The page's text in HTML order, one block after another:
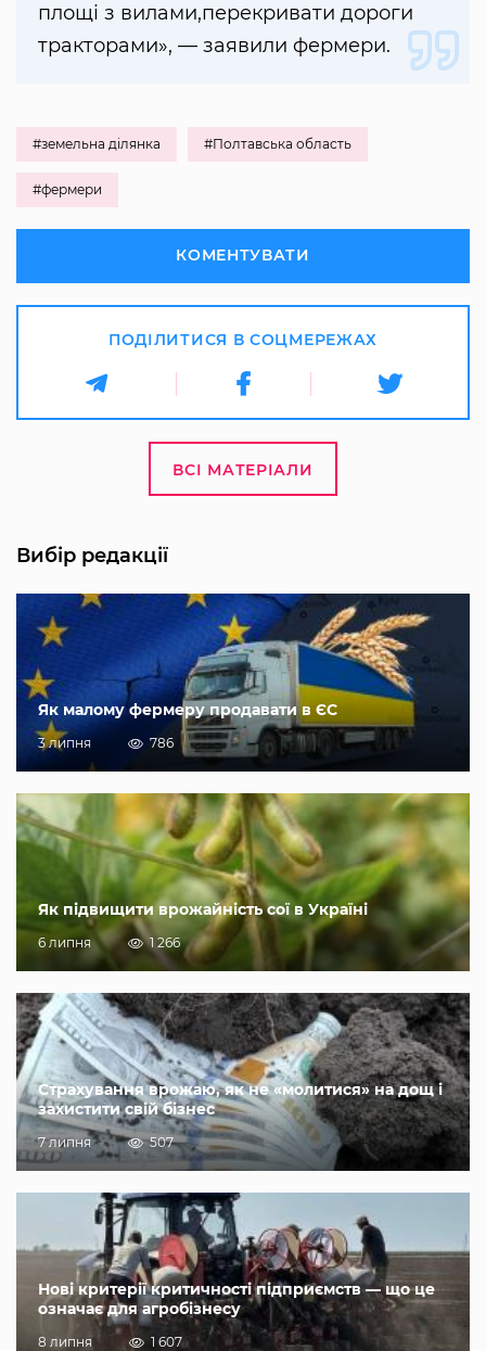
площі з вилами,перекривати дороги
тракторами», — заявили фермери.
#земельна ділянка #Полтавська область
#фермери
КОМЕНТУВАТИ
ПОДІЛИТИСЯ В СОЦМЕРЕЖАХ
ВСІ МАТЕРІАЛИ
Вибір редакції
Як малому фермеру продавати в ЄС
3 липня 786
Як підвищити врожайність сої в Україні
6 липня 1 266
Страхування врожаю, як не «молитися» на дощ і
захистити свій бізнес
7 липня 507
Нові критерії критичності підприємств — що це
означає для агробізнесу
8 липня 1 607